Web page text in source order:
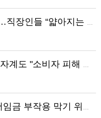
근로시간 단축 분위기…직장인들 “얇아지는 지갑 뭘로 메우나?” [일상톡톡 플러스]
카드수수료 인하, 소비자계도 "소비자 피해 전가 우려"
"카드수수료 개편, 최저임금 부작용 막기 위한 과도한 시장개입"